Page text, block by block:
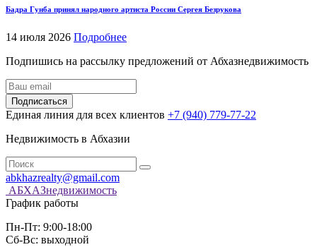
Бадра Гунба принял народного артиста России Сергея Безрукова
14 июля 2026 Подробнее
Подпишись на рассылку предложений от Абхазнедвижимость
Подписаться
Единая линия для всех клиентов +7 (940) 779-77-22
Недвижимость в Абхазии
abkhazrealty@gmail.com
АБХАЗнедвижимость
График работы
Пн-Пт: 9:00-18:00
Сб-Вс: выходной